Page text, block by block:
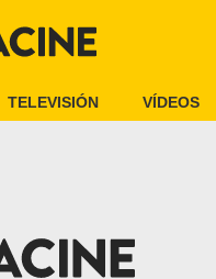
TELEVISIÓN VÍDEOS